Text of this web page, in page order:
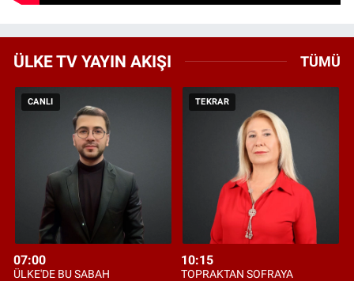
ÜLKE TV YAYIN AKIŞI TÜMÜ
CANLI
07:00
ÜLKE'DE BU SABAH
TEKRAR
10:15
TOPRAKTAN SOFRAYA